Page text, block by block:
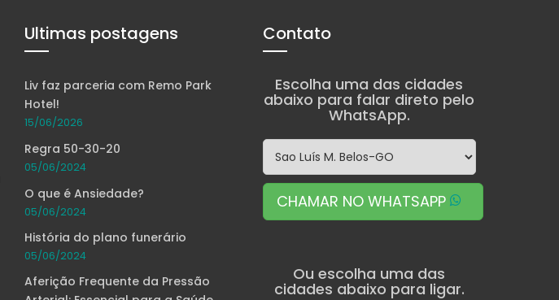
Ultimas postagens
Liv faz parceria com Remo Park
Hotel!
15/06/2026
Regra 50-30-20
05/06/2024
O que é Ansiedade?
05/06/2024
História do plano funerário
05/06/2024
Aferição Frequente da Pressão
Contato
Escolha uma das cidades
abaixo para falar direto pelo
WhatsApp.
CHAMAR NO WHATSAPP
Ou escolha uma das
cidades abaixo para ligar.